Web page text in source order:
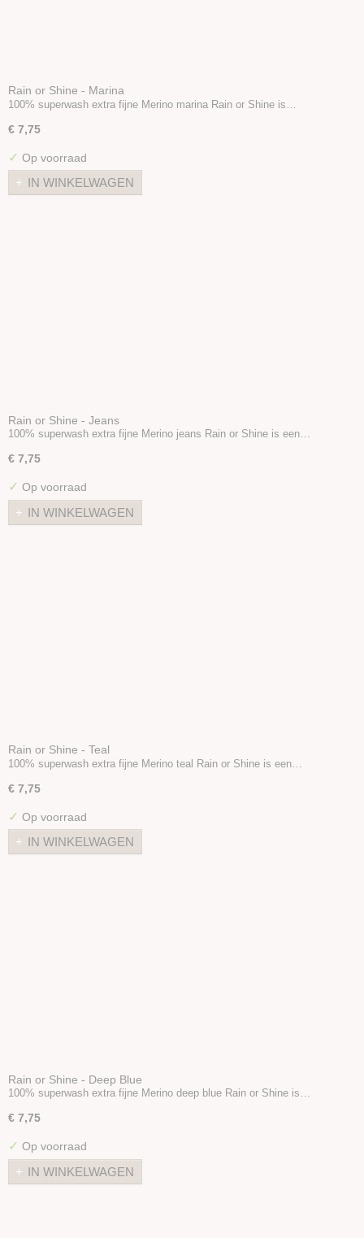
Rain or Shine - Marina
100% superwash extra fijne Merino marina Rain or Shine is…
€ 7,75
✓ Op voorraad
IN WINKELWAGEN
Rain or Shine - Jeans
100% superwash extra fijne Merino jeans Rain or Shine is een…
€ 7,75
✓ Op voorraad
IN WINKELWAGEN
Rain or Shine - Teal
100% superwash extra fijne Merino teal Rain or Shine is een…
€ 7,75
✓ Op voorraad
IN WINKELWAGEN
Rain or Shine - Deep Blue
100% superwash extra fijne Merino deep blue Rain or Shine is…
€ 7,75
✓ Op voorraad
IN WINKELWAGEN